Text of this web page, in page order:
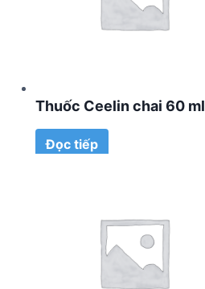
Thuốc Ceelin chai 60 ml
Đọc tiếp